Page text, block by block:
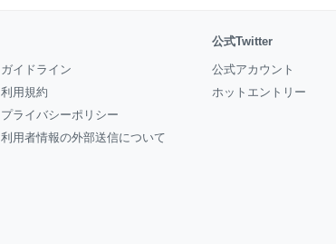
ガイドライン
利用規約
プライバシーポリシー
利用者情報の外部送信について
公式Twitter
公式アカウント
ホットエントリー